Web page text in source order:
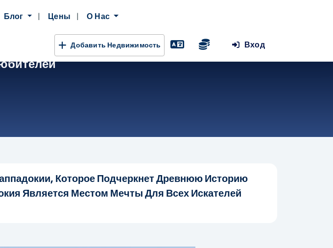
Блог Цены О Нас
Добавить Недвижимость Вход
Которое Подчеркнет Древнюю Историю
Является Местом Мечты Для Всех Искателей